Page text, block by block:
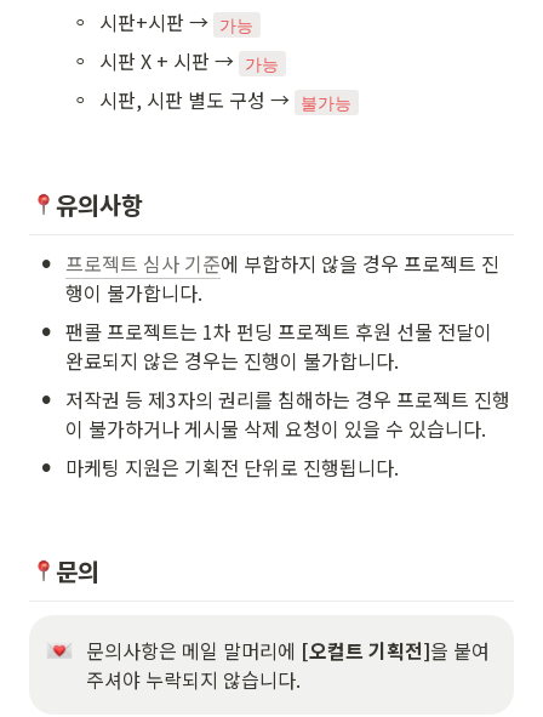
◦ 시판+시판 → 가능
◦ 시판 X + 시판 → 가능
◦ 시판, 시판 별도 구성 → 불가능
유의사항
• 프로젝트 심사 기준에 부합하지 않을 경우 프로젝트 진
행이 불가합니다.
• 팬콜 프로젝트는 1차 펀딩 프로젝트 후원 선물 전달이
완료되지 않은 경우는 진행이 불가합니다.
• 저작권 등 제3자의 권리를 침해하는 경우 프로젝트 진행
이 불가하거나 게시물 삭제 요청이 있을 수 있습니다.
• 마케팅 지원은 기획전 단위로 진행됩니다.
문의
문의사항은 메일 말머리에 [오컬트 기획전]을 붙여
주셔야 누락되지 않습니다.